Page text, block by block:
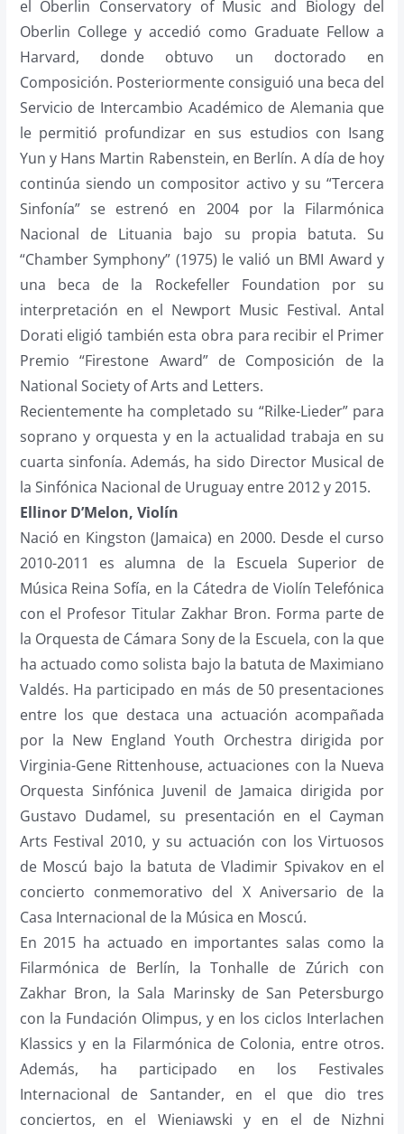
el Oberlin Conservatory of Music and Biology del
Oberlin College y accedió como Graduate Fellow a
Harvard, donde obtuvo un doctorado en
Composición. Posteriormente consiguió una beca del
Servicio de Intercambio Académico de Alemania que
le permitió profundizar en sus estudios con Isang
Yun y Hans Martin Rabenstein, en Berlín. A día de hoy
continúa siendo un compositor activo y su “Tercera
Sinfonía” se estrenó en 2004 por la Filarmónica
Nacional de Lituania bajo su propia batuta. Su
“Chamber Symphony” (1975) le valió un BMI Award y
una beca de la Rockefeller Foundation por su
interpretación en el Newport Music Festival. Antal
Dorati eligió también esta obra para recibir el Primer
Premio “Firestone Award” de Composición de la
National Society of Arts and Letters.
Recientemente ha completado su “Rilke-Lieder” para
soprano y orquesta y en la actualidad trabaja en su
cuarta sinfonía. Además, ha sido Director Musical de
la Sinfónica Nacional de Uruguay entre 2012 y 2015.
Ellinor D’Melon, Violín
Nació en Kingston (Jamaica) en 2000. Desde el curso
2010-2011 es alumna de la Escuela Superior de
Música Reina Sofía, en la Cátedra de Violín Telefónica
con el Profesor Titular Zakhar Bron. Forma parte de
la Orquesta de Cámara Sony de la Escuela, con la que
ha actuado como solista bajo la batuta de Maximiano
Valdés. Ha participado en más de 50 presentaciones
entre los que destaca una actuación acompañada
por la New England Youth Orchestra dirigida por
Virginia-Gene Rittenhouse, actuaciones con la Nueva
Orquesta Sinfónica Juvenil de Jamaica dirigida por
Gustavo Dudamel, su presentación en el Cayman
Arts Festival 2010, y su actuación con los Virtuosos
de Moscú bajo la batuta de Vladimir Spivakov en el
concierto conmemorativo del X Aniversario de la
Casa Internacional de la Música en Moscú.
En 2015 ha actuado en importantes salas como la
Filarmónica de Berlín, la Tonhalle de Zúrich con
Zakhar Bron, la Sala Marinsky de San Petersburgo
con la Fundación Olimpus, y en los ciclos Interlachen
Klassics y en la Filarmónica de Colonia, entre otros.
Además, ha participado en los Festivales
Internacional de Santander, en el que dio tres
conciertos, en el Wieniawski y en el de Nizhni